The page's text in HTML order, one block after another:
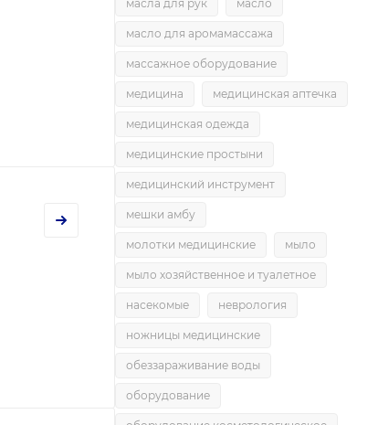
масла для рук масло
масло для аромамассажа
массажное оборудование
медицина медицинская аптечка
медицинская одежда
медицинские простыни
медицинский инструмент
мешки амбу
молотки медицинские мыло
мыло хозяйственное и туалетное
насекомые неврология
ножницы медицинские
обеззараживание воды
оборудование